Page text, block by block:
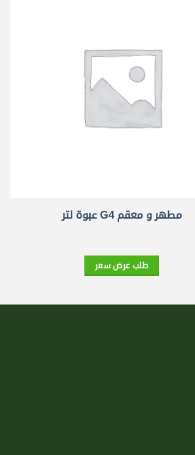
مطهر و معقم G4 عبوة لتر
طلب عرض سعر